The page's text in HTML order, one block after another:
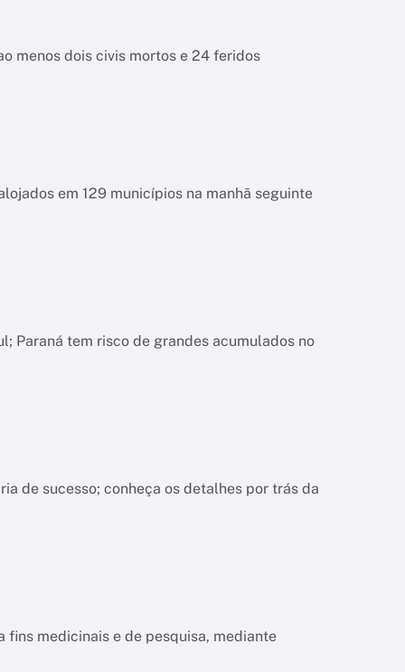
menos dois civis mortos e 24 feridos
em 129 municípios na manhã seguinte
Paraná tem risco de grandes acumulados no
de sucesso; conheça os detalhes por trás da
fins medicinais e de pesquisa, mediante